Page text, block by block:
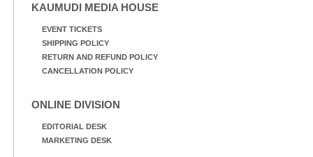
KAUMUDI MEDIA HOUSE
EVENT TICKETS
SHIPPING POLICY
RETURN AND REFUND POLICY
CANCELLATION POLICY
ONLINE DIVISION
EDITORIAL DESK
MARKETING DESK